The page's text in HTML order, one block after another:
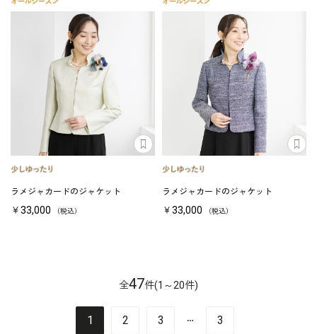
ラメジャカードのジャケット
￥33,000 （税込）
ラメジャカードのジャケット
￥33,000 （税込）
全47件(1～20件)
1 2 3 3